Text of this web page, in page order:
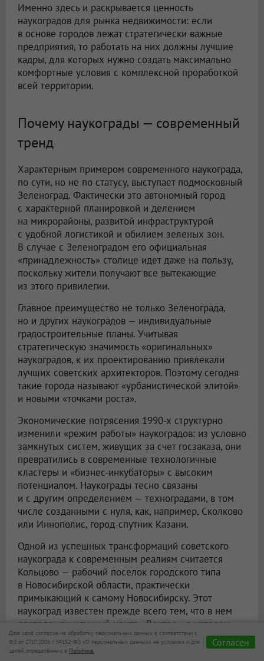
Именно здесь и раскрывается ценность
наукоградов для рынка недвижимости: если
в основе городов лежат стратегически важные
предприятия, то работать на них должны лучшие
кадры, для которых нужно создать максимально
комфортные условия с комплексной проработкой
всей территории.
Почему наукограды — современный
тренд
Характерным примером современного наукограда,
по сути, но не по статусу, выступает подмосковный
Зеленоград. Фактически это автономный город
с характерной планировкой и делением
на микрорайоны, развитой инфраструктурой
с удобной логистикой и обилием зеленых зон.
В случае с Зеленоградом его официальная
«принадлежность» столице идет даже на пользу,
поскольку жители получают все вытекающие
из этого привилегии.
Главное преимущество не только Зеленограда,
но и других наукоградов — индивидуальные
градостроительные планы. Учитывая
стратегическую значимость «оригинальных»
наукоградов, к их проектированию привлекали
лучших советских архитекторов. Поэтому сегодня
такие города называют «урбанистической элитой»
и новыми «точками роста».
Экономические потрясения 1990-х структурно
изменили «режим работы» наукоградов: из условно
замкнутых систем, живущих за счет госзаказа, они
превратились в современные технологичные
кластеры и «бизнес-инкубаторы» с высоким
потенциалом. Наукограды тесно связаны
и с другим определением — техноградами, в том
числе созданными с нуля, как, например, Сколково
или Иннополис, город-спутник Казани.
Одной из успешных трансформаций советского
наукограда к современным реалиям считается
Кольцово — рабочий поселок городского типа
в Новосибирской области, практически
примыкающий к самому Новосибирску. Этот
наукоград известен прежде всего тем, что в нем
расположен научный центр «Вектор», в котором
были разработаны вакцины от гепатита А и COVID-
19. Помимо научно-производственной зоны,
Даю своё согласие на обработку персональных данных в соответствии с
ФЗ от 27.07.2006 г. №152-ФЗ «О персональных данных» на условиях и для
целей, определённых в Политике.
Согласен